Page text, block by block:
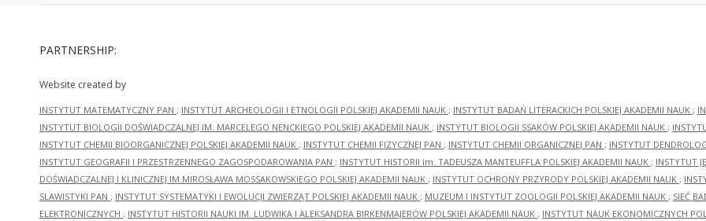
PARTNERSHIP:
Website created by
INSTYTUT MATEMATYCZNY PAN ; INSTYTUT ARCHEOLOGII I ETNOLOGII POLSKIEJ AKADEMII NAUK ; INSTYTUT BADAŃ LITERACKICH POLSKIEJ AKADEMII NAUK ;
INSTYTUT BIOLOGII DOŚWIADCZALNEJ IM. MARCELEGO NENCKIEGO POLSKIEJ AKADEMII NAUK ; INSTYTUT BIOLOGII SSAKÓW POLSKIEJ AKADEMII NAUK ;
INSTYTUT CHEMII BIOORGANICZNEJ POLSKIEJ AKADEMII NAUK ; INSTYTUT CHEMII FIZYCZNEJ PAN ; INSTYTUT CHEMII ORGANICZNEJ PAN ; INSTYTUT
INSTYTUT GEOGRAFII I PRZESTRZENNEGO ZAGOSPODAROWANIA PAN ; INSTYTUT HISTORII im. TADEUSZA MANTEUFFLA POLSKIEJ AKADEMII NAUK ; INSTYTUT
DOŚWIADCZALNEJ I KLINICZNEJ IM.MIROSŁAWA MOSSAKOWSKIEGO POLSKIEJ AKADEMII NAUK ; INSTYTUT OCHRONY PRZYRODY POLSKIEJ AKADEMII NAUK ;
SLAWISTYKI PAN ; INSTYTUT SYSTEMATYKI I EWOLUCJI ZWIERZĄT POLSKIEJ AKADEMII NAUK ; MUZEUM I INSTYTUT ZOOLOGII POLSKIEJ AKADEMII NAUK ; SIEĆ
ELEKTRONICZNYCH ; INSTYTUT HISTORII NAUKI IM. LUDWIKA I ALEKSANDRA BIRKENMAJERÓW POLSKIEJ AKADEMII NAUK ; INSTYTUT NAUK EKONOMICZNYCH